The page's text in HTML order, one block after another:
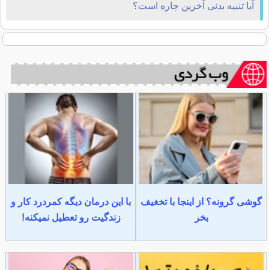
آیا تنبیه بدنی آخرین چاره است؟
گوشی گرونه؟ از اینجا با تخغیف
بخر
با این درمان دیگه کمردرد کار و
زندگیت رو تعطیل نمیکنه!